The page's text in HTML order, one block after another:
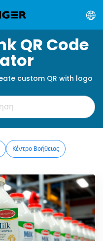
QR Code
custom QR with logo
Κέντρο Βοήθειας